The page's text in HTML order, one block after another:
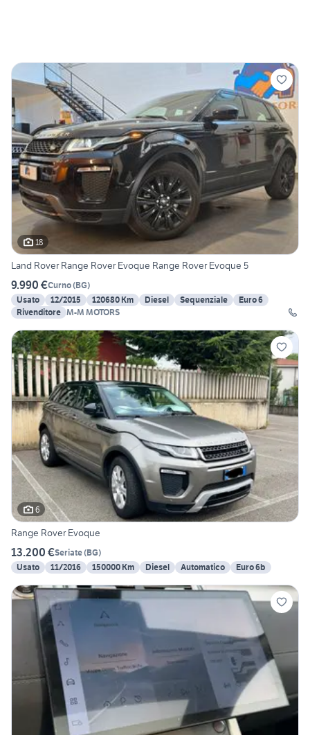
18
Land Rover Range Rover Evoque Range Rover Evoque 5
9.990 €Curno(BG)
Usato
12/2015 120680 Km Diesel Sequenziale
Euro 6
Rivenditore M-M MOTORS
6
Range Rover Evoque
13.200 €Seriate(BG)
Usato
11/2016 150000 Km Diesel Automatico Euro 6b